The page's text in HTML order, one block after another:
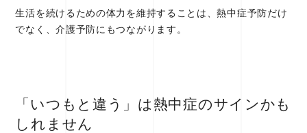
生活を続けるための体力を維持することは、熱中症予防だけ
でなく、介護予防にもつながります。
「いつもと違う」は熱中症のサインかも
しれません